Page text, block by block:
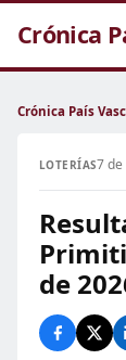
Crónica
Crónica País
LOTERÍAS7 de
de